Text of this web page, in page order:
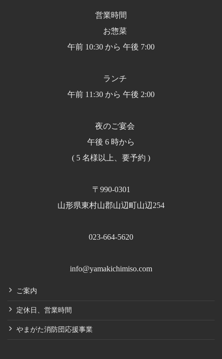
営業時間
お惣菜
午前 10:30 から 午後 7:00
ランチ
午前 11:30 から 午後 2:00
夜のご宴会
午後 6 時から
( 5 名様以上、要予約 )
〒990-0301
山形県東村山郡山辺町山辺254
023-664-5620
info@yamakichimiso.com
ご案内
定休日、営業時間
やまがた消防団応援事業